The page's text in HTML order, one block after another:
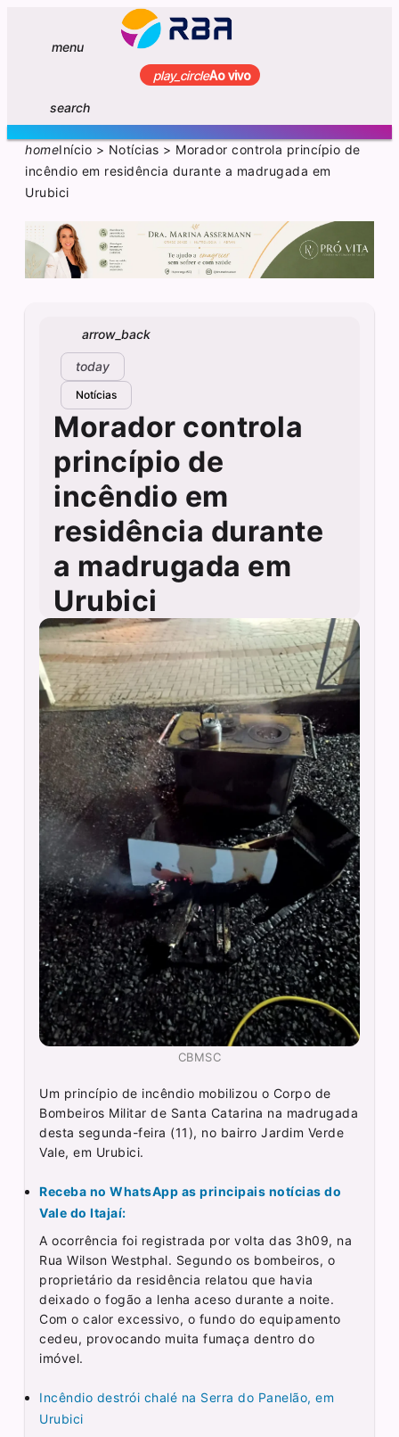
menu
play_circleAo vivo
search
homeInício > Notícias > Morador controla princípio de
incêndio em residência durante a madrugada em
Urubici
arrow_back
today
Notícias
Morador controla
princípio de
incêndio em
residência durante
a madrugada em
Urubici
CBMSC
Um princípio de incêndio mobilizou o Corpo de
Bombeiros Militar de Santa Catarina na madrugada
desta segunda-feira (11), no bairro Jardim Verde
Vale, em Urubici.
Receba no WhatsApp as principais notícias do
Vale do Itajaí:
A ocorrência foi registrada por volta das 3h09, na
Rua Wilson Westphal. Segundo os bombeiros, o
proprietário da residência relatou que havia
deixado o fogão a lenha aceso durante a noite.
Com o calor excessivo, o fundo do equipamento
cedeu, provocando muita fumaça dentro do
imóvel.
Incêndio destrói chalé na Serra do Panelão, em
Urubici